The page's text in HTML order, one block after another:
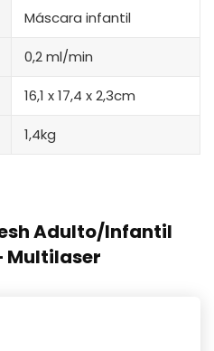
Máscara infantil
0,2 ml/min
‎16,1 x 17,4 x 2,3cm
1,4kg
Adulto/Infantil
Multilaser